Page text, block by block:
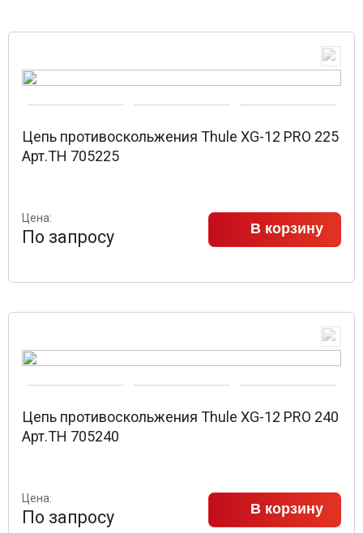
Цепь противоскольжения Thule XG-12 PRO 225
Арт.TH 705225
Цена:
По запросу В корзину
Цепь противоскольжения Thule XG-12 PRO 240
Арт.TH 705240
Цена:
По запросу В корзину